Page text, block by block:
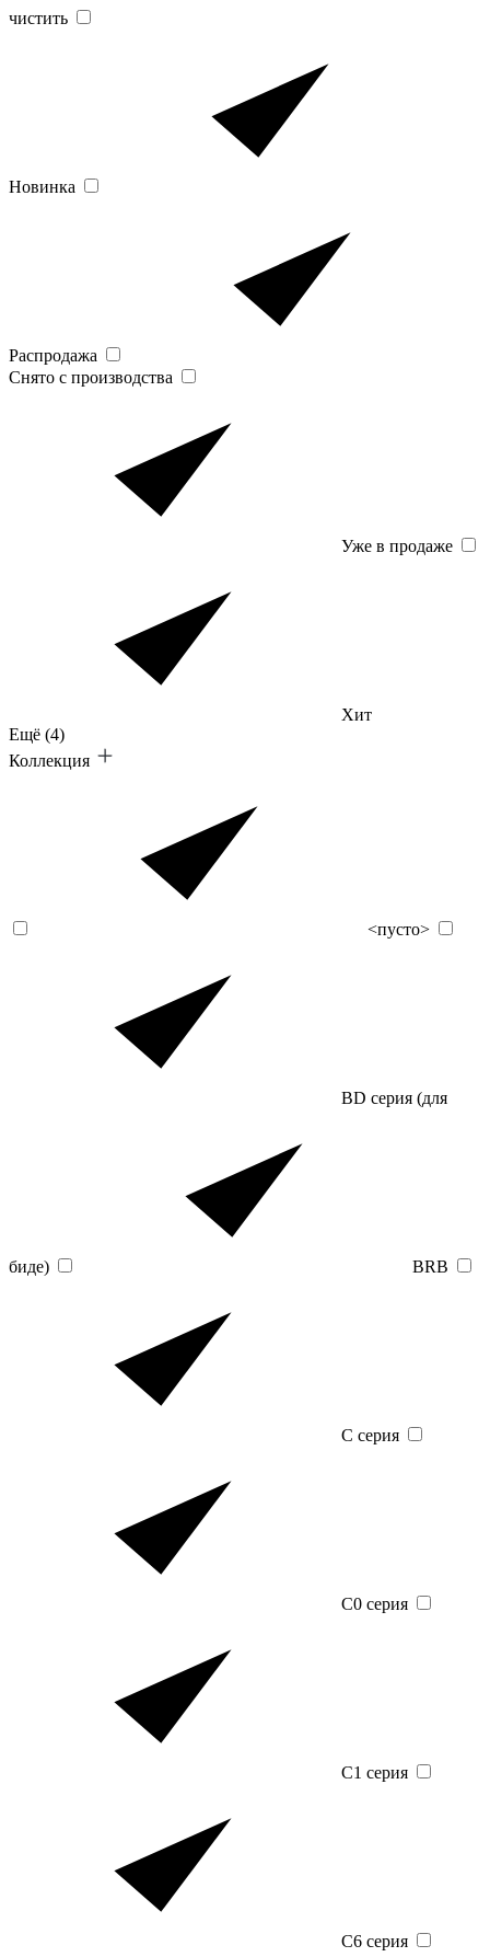
чистить
Новинка
Распродажа
Снято с производства
Уже в продаже
Хит
Ещё (4)
Коллекция
<пусто>
BD серия (для
биде) BRB
C серия
C0 серия
C1 серия
C6 серия